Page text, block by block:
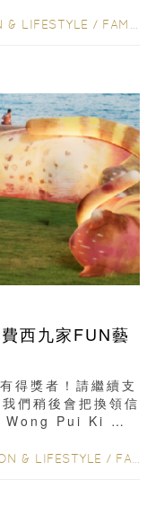
& LIFESTYLE / FAMILY FUN
西九家FUN藝
得獎者！請繼續支
們稍後會把換領信
Wong Pui Ki
& LIFESTYLE / FAMILY FUN